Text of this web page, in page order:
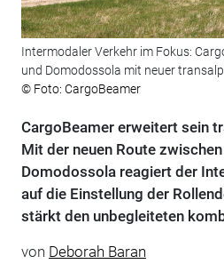
Intermodaler Verkehr im Fokus:
und Domodossola mit neuer
© Foto: CargoBeamer
CargoBeamer erweitert sein
Mit der neuen Route
Domodossola reagiert der
auf die Einstellung der
stärkt den unbegleiteten
von Deborah Baran